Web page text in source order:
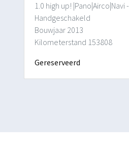
1.0 high up! |Pano|Airco|Navi -
Handgeschakeld
Bouwjaar 2013
Kilometerstand 153808
Gereserveerd